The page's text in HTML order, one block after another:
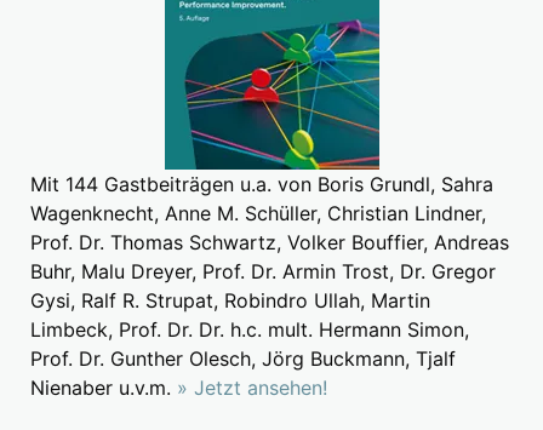
Mit 144 Gastbeiträgen u.a. von Boris Grundl, Sahra
Wagenknecht, Anne M. Schüller, Christian Lindner,
Prof. Dr. Thomas Schwartz, Volker Bouffier, Andreas
Buhr, Malu Dreyer, Prof. Dr. Armin Trost, Dr. Gregor
Gysi, Ralf R. Strupat, Robindro Ullah, Martin
Limbeck, Prof. Dr. Dr. h.c. mult. Hermann Simon,
Prof. Dr. Gunther Olesch, Jörg Buckmann, Tjalf
Nienaber u.v.m. » Jetzt ansehen!